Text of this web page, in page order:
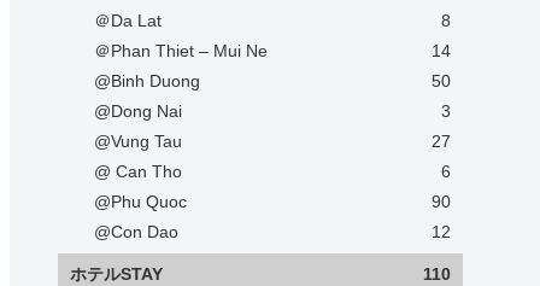
＠Da Lat
8
＠Phan Thiet – Mui Ne
14
@Binh Duong
50
@Dong Nai
3
@Vung Tau
27
@ Can Tho
6
@Phu Quoc
90
@Con Dao
12
ホテルSTAY 110